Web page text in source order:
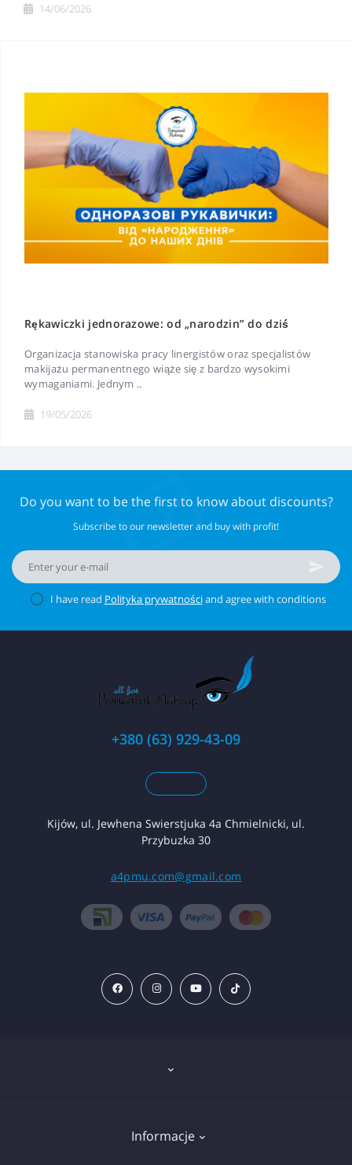
14/06/2026
Rękawiczki jednorazowe: od „narodzin” do dziś
Organizacja stanowiska pracy linergistów oraz specjalistów
makijażu permanentnego wiąże się z bardzo wysokimi
wymaganiami. Jednym ..
19/05/2026
Do you want to be the first to know about discounts?
Subscribe to our newsletter and buy with profit!
I have read Polityka prywatnościand agree with conditions
+380 (63) 929-43-09
Kijów, ul. Jewhena Swierstjuka 4a Chmielnicki, ul.
Przybuzka 30
a4pmu.com@gmail.com
Informacje